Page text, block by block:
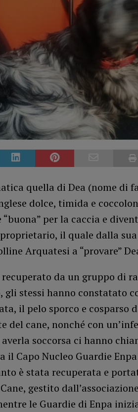
quella di Dea (nome di
dolce, timida e
“buona” per la caccia e
il quale dalla
Arquatesi a “provare”
recuperato da un gruppo di
gli stessi hanno constatato
il pelo sporco e cosparso
del cane, nonché con
soccorsa ci hanno
il Capo Nucleo Guardie
è stata recuperata e
gestito
le Guardie di Enpa